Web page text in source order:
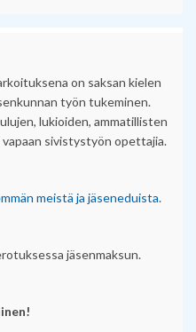
on saksan kielen
työn tukeminen.
lukioiden, ammatillisten
sivistystyön opettajia.
meistä ja jäseneduista.
jäsenmaksun.